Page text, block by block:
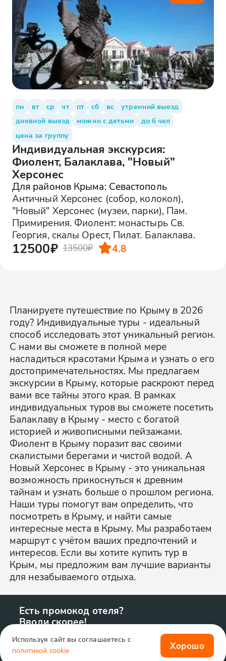
пн вт ср чт пт сб вс
утренний выезд
дневной выезд
можно с детьми
до 6 чел
цена за группу
Индивидуальная экскурсия:
Фиолент, Балаклава, "Новый"
Херсонес
Для районов Крыма: Севастополь
Античный Херсонес (собор, колокол),
"Новый" Херсонес (музеи, парки), Пам.
Примирения. Фиолент: монастырь Св.
Георгия, скалы Орест, Пилат. Балаклава.
12500₽ 13500₽ 4.8
Планируете путешествие по Крыму в 2026
году? Индивидуальные туры - идеальный
способ исследовать этот уникальный регион.
С нами вы сможете в полной мере
насладиться красотами Крыма и узнать о его
достопримечательностях. Мы предлагаем
экскурсии в Крыму, которые раскроют перед
вами все тайны этого края. В рамках
индивидуальных туров вы сможете посетить
Балаклаву в Крыму - место с богатой
историей и живописными пейзажами.
Фиолент в Крыму поразит вас своими
скалистыми берегами и чистой водой. А
Новый Херсонес в Крыму - это уникальная
возможность прикоснуться к древним
тайнам и узнать больше о прошлом региона.
Наши туры помогут вам определить, что
посмотреть в Крыму, и найти самые
интересные места в Крыму. Мы разработаем
маршрут с учётом ваших предпочтений и
интересов. Если вы хотите купить тур в
Крым, мы предложим вам лучшие варианты
для незабываемого отдыха.
Есть промокод отеля?
Вводи скорее!
Используя сайт вы соглашаетесь с
политикой cookie
Хорошо